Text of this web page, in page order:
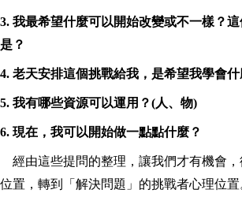
3. 我最希望什麼可以開始改變或不一樣？
是？
4. 老天安排這個挑戰給我，是希望我學會
5. 我有哪些資源可以運用？(人、物)
6. 現在，我可以開始做一點點什麼？
經由這些提問的整理，讓我們才有機會
位置，轉到「解決問題」的挑戰者心理位